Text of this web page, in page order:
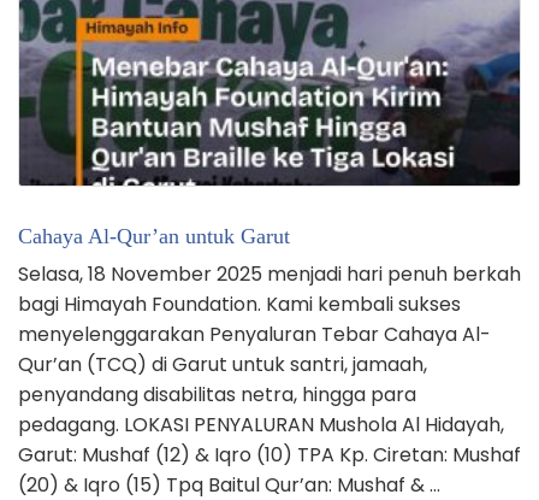
Cahaya Al-Qur’an untuk Garut
Selasa, 18 November 2025 menjadi hari penuh berkah
bagi Himayah Foundation. Kami kembali sukses
menyelenggarakan Penyaluran Tebar Cahaya Al-
Qur’an (TCQ) di Garut untuk santri, jamaah,
penyandang disabilitas netra, hingga para
pedagang. LOKASI PENYALURAN Mushola Al Hidayah,
Garut: Mushaf (12) & Iqro (10) TPA Kp. Ciretan: Mushaf
(20) & Iqro (15) Tpq Baitul Qur’an: Mushaf & …